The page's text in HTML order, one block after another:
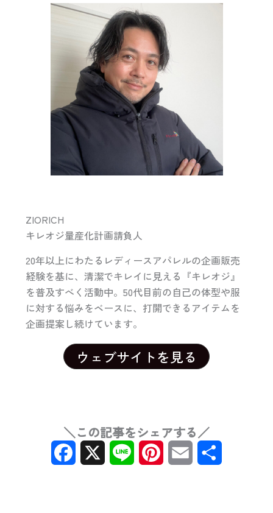
ZIORICH
キレオジ量産化計画請負人
20年以上にわたるレディースアパレルの企画販売
経験を基に、清潔でキレイに見える『キレオジ』
を普及すべく活動中。50代目前の自己の体型や服
に対する悩みをベースに、打開できるアイテムを
企画提案し続けています。
ウェブサイトを見る
＼この記事をシェアする／